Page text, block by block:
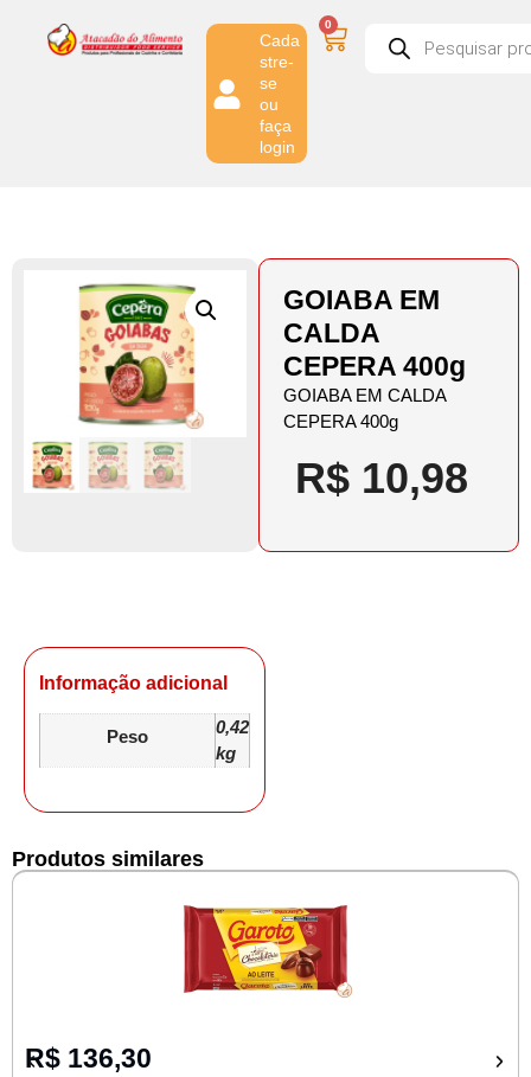
Cada
stre-
se
ou
faça
login
0
GOIABA EM
CALDA
CEPERA 400g
GOIABA EM CALDA
CEPERA 400g
R$ 10,98
Informação adicional
Peso
0,42
kg
Produtos similares
R$ 136,30